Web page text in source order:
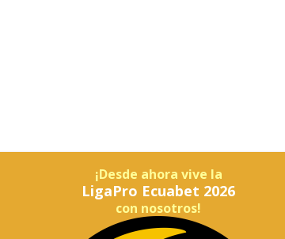
¡Desde ahora vive la
LigaPro Ecuabet 2026
con nosotros!